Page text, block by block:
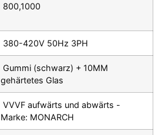
800,1000
380-420V 50Hz 3PH
Gummi (schwarz) + 10MM
gehärtetes Glas
VVVF aufwärts und abwärts -
Marke: MONARCH